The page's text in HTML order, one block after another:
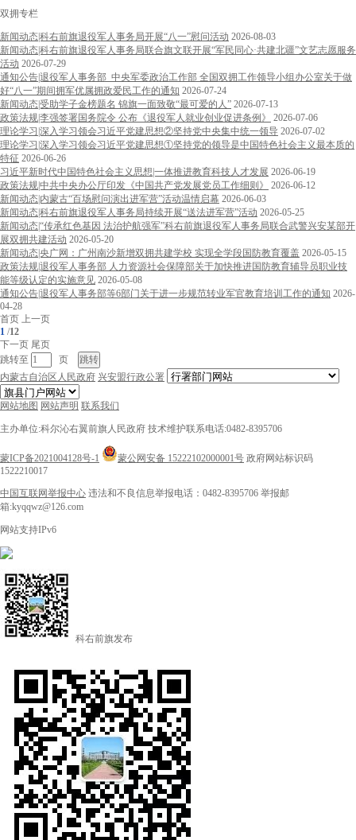
双拥专栏
新闻动态|科右前旗退役军人事务局开展“八一”慰问活动 2026-08-03
新闻动态|科右前旗退役军人事务局联合旗文联开展“军民同心·共建北疆”文艺志愿服务
活动 2026-07-29
通知公告|退役军人事务部 中央军委政治工作部 全国双拥工作领导小组办公室关于做
好“八一”期间拥军优属拥政爱民工作的通知 2026-07-24
新闻动态|受助学子金榜题名 锦旗一面致敬“最可爱的人” 2026-07-13
政策法规|李强签署国务院令 公布《退役军人就业创业促进条例》
2026-07-06
理论学习|深入学习领会习近平党建思想②坚持党中央集中统一领导 2026-07-02
理论学习|深入学习领会习近平党建思想①坚持党的领导是中国特色社会主义最本质的
特征 2026-06-26
习近平新时代中国特色社会主义思想|一体推进教育科技人才发展 2026-06-19
政策法规|中共中央办公厅印发《中国共产党发展党员工作细则》
2026-06-12
新闻动态|内蒙古“百场慰问演出进军营”活动温情启幕 2026-06-03
新闻动态|科右前旗退役军人事务局持续开展“送法进军营”活动 2026-05-25
新闻动态|“传承红色基因 法治护航强军”科右前旗退役军人事务局联合武警兴安某部开
展双拥共建活动 2026-05-20
新闻动态|央广网：广州南沙新增双拥共建学校 实现全学段国防教育覆盖 2026-05-15
政策法规|退役军人事务部 人力资源社会保障部关于加快推进国防教育辅导员职业技
能等级认定的实施意见 2026-05-08
通知公告|退役军人事务部等6部门关于进一步规范转业军官教育培训工作的通知 2026-
04-28
首页 上一页
1 /12
下一页 尾页
跳转至
页
内蒙古自治区人民政府 兴安盟行政公署
网站地图 网站声明 联系我们
主办单位:科尔沁右翼前旗人民政府 技术维护联系电话:0482-8395706
蒙ICP备2021004128号-1 蒙公网安备 15222102000001号 政府网站标识码
1522210017
中国互联网举报中心 违法和不良信息举报电话：0482-8395706 举报邮
箱:kyqqwz@126.com
网站支持IPv6
科右前旗发布